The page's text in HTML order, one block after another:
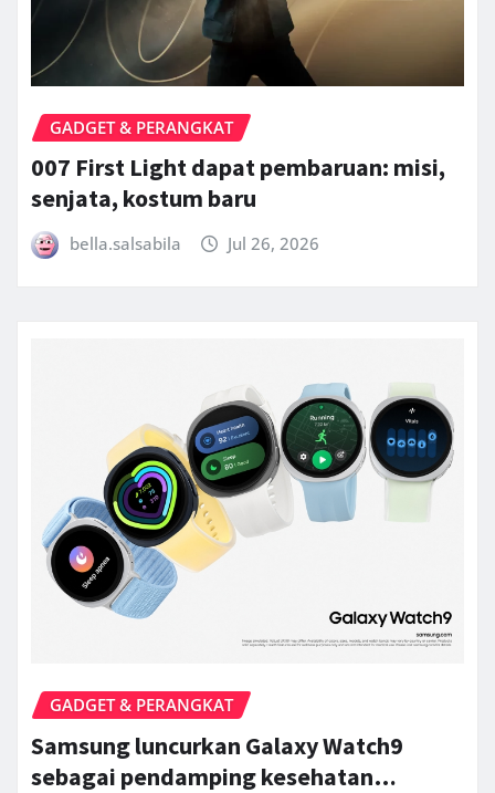
GADGET & PERANGKAT
007 First Light dapat pembaruan: misi,
senjata, kostum baru
bella.salsabila Jul 26, 2026
GADGET & PERANGKAT
Samsung luncurkan Galaxy Watch9
sebagai pendamping kesehatan…